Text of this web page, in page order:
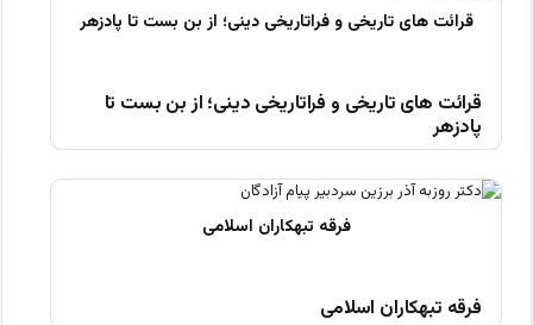
قرائت های تاریخی و فراتاریخی دینی؛ از بن بست تا
پادزهر
فرقه تبهکاران اسلامی